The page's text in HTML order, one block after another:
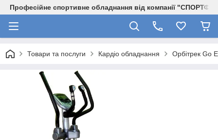
Професійне спортивне обладнання від компанії
Товари та послуги Кардіо обладнання Орбітрек Go